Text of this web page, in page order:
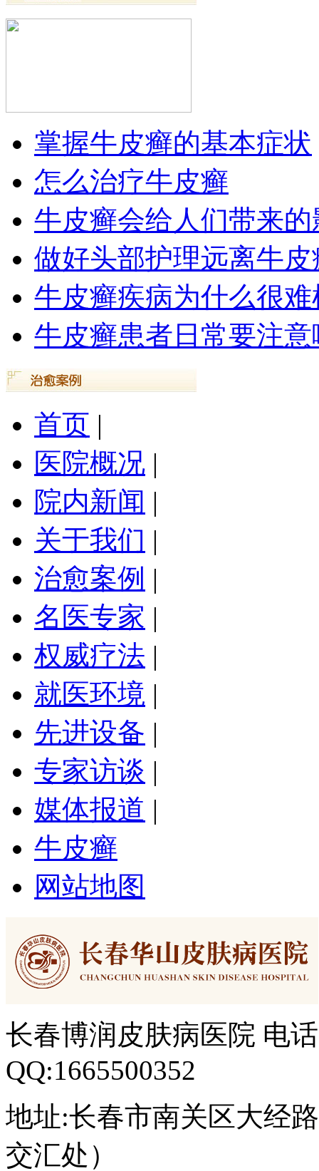
掌握牛皮癣的基本症状
怎么治疗牛皮癣
牛皮癣会给人们带来
做好头部护理远离牛
牛皮癣疾病为什么很难
牛皮癣患者日常要注
首页 |
医院概况 |
院内新闻 |
关于我们 |
治愈案例 |
名医专家 |
权威疗法 |
就医环境 |
先进设备 |
专家访谈 |
媒体报道 |
牛皮癣
网站地图
长春博润皮肤病医院 电
QQ:1665500352
地址:长春市南关区大经
交汇处）